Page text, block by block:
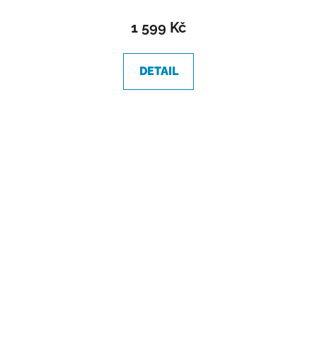
1 599 Kč
DETAIL